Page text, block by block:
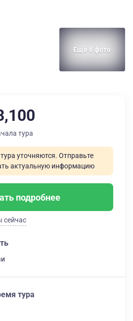
Еще 6 фото
тура
уточняются. Отправьте
актуальную информацию
подробнее
сейчас
тура